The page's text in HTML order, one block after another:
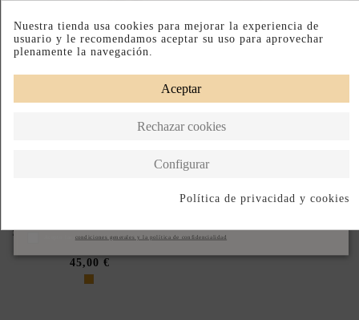
SANDALIAS DORADAS DE
45,00 €
condiciones generales y la política de confidencialidad
Nuestra tienda usa cookies para mejorar la experiencia de
usuario y le recomendamos aceptar su uso para aprovechar
plenamente la navegación.
Aceptar
Rechazar cookies
Configurar
Política de privacidad y cookies